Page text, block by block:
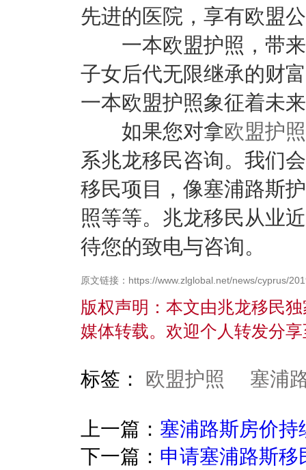
先进的医院，享有欧盟
一本欧盟护照，带来
子女后代无限继承的财
一本欧盟护照象征着未
如果您对拿欧盟护照
系兆龙移民咨询。我们
移民项目，像塞浦路斯
照等等。兆龙移民从业
待您的致电与咨询。
原文链接：https://www.zlglobal.net/news/cyprus/
版权声明：本文由兆龙移民
媒体转载。欢迎个人转发分
标签： 欧盟护照 塞浦
上一篇： 塞浦路斯房价
下一篇： 申请塞浦路斯